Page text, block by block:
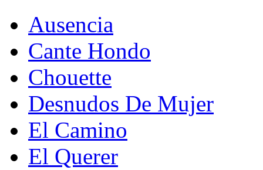
Ausencia
Cante Hondo
Chouette
Desnudos De Mujer
El Camino
El Querer